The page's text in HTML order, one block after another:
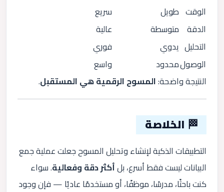
الوقت طويل
سريع
الدقة متوسطة
عالية
التحليل يدوي
فوري
الوصولمحدود
واسع
النتيجة واضحة:المسوح الرقمية هي المستقبل.
🏁 الخلاصة
التطبيقات الذكية لإنشاء وتحليل المسوح جعلت عملية جمع
البيانات ليست فقط أسرع، بلأكثر دقة وفعالية. سواء
كنت باحثًا، مدرسًا، موظفًا، أو مستخدمًا عاديًا — فإن وجود